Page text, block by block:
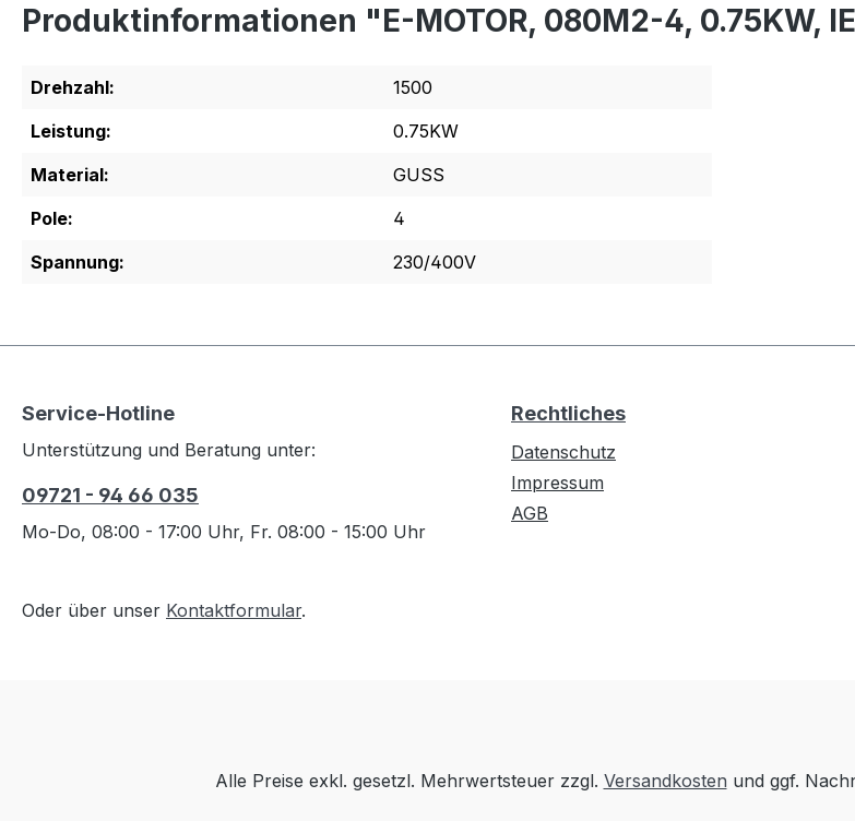
Produktinformationen "E-MOTOR, 080M2-4, 0.75KW,
Drehzahl:
1500
Leistung:
0.75KW
Material:
GUSS
Pole:
4
Spannung:
230/400V
Service-Hotline
Unterstützung und Beratung unter:
09721 - 94 66 035
Mo-Do, 08:00 - 17:00 Uhr, Fr. 08:00 - 15:00 Uhr
Oder über unser Kontaktformular.
Rechtliches
Datenschutz
Impressum
AGB
Alle Preise exkl. gesetzl. Mehrwertsteuer zzgl. Versandkosten und ggf.